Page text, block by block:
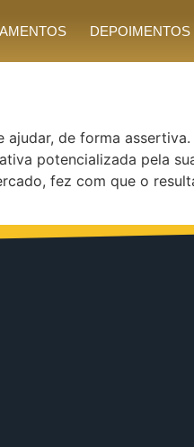
DEPOIMENTOS
de forma
potencializada pela
fez com que o